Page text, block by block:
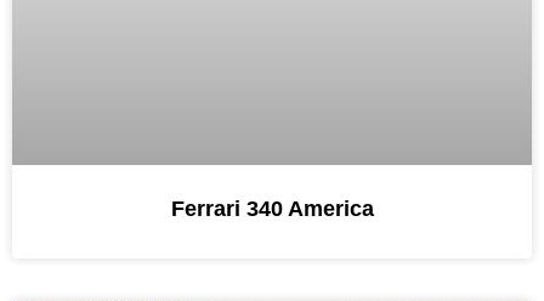
Ferrari 340 America